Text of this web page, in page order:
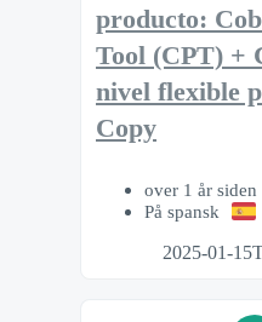
producto:
Tool (CPT) +
nivel flexible
Copy
over 1 år siden
På spansk
2025-01-